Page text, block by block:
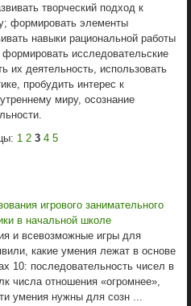
творческий подход к
формировать элементы
навыки рациональной работы
исследовательские
их деятельность, использовать
пробудить интерес к
миру, осознание
1 2 3 4 5
игрового занимательного
в начальной школе
и всевозможные игры для
какие умения лежат в основе
10: последовательность чисел в
числа отношения «огромнее»,
умения нужны для созн ...